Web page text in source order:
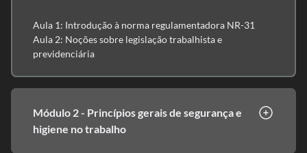
Aula 1: Introdução à norma regulamentadora NR-31
Aula 2: Noções sobre legislação trabalhista e
previdenciária
Módulo 2 - Princípios gerais de segurança e
higiene no trabalho